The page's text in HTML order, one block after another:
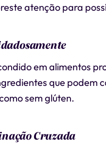
atenção para
em alimentos
que podem
sem glúten.
Cruzada